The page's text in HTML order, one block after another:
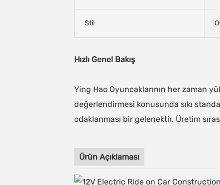
Stil
Hızlı Genel Bakış
Ying Hao Oyuncaklarının her zaman
değerlendirmesi konusunda sıkı
odaklanması bir gelenektir. Üretim
Ürün Açıklaması